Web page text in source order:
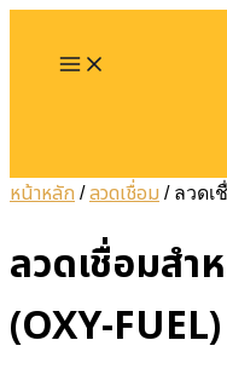
Skip
content
Main
ค้
หน้าหลัก /ลวดเชื่อม / ลวดเ
ลวดเชื่อมสำ
(OXY-FUEL)